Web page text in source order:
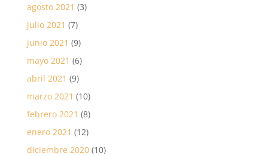
agosto 2021 (3)
julio 2021 (7)
junio 2021 (9)
mayo 2021 (6)
abril 2021 (9)
marzo 2021 (10)
febrero 2021 (8)
enero 2021 (12)
diciembre 2020(10)